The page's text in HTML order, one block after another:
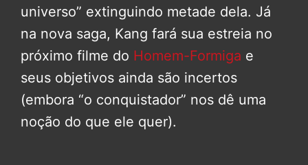
universo” extinguindo metade dela. Já
na nova saga, Kang fará sua estreia no
próximo filme do Homem-Formiga e
seus objetivos ainda são incertos
(embora “o conquistador” nos dê uma
noção do que ele quer).